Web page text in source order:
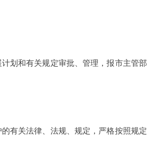
划和有关规定审批、管理，报市主管部
有关法律、法规、规定，严格按照规定